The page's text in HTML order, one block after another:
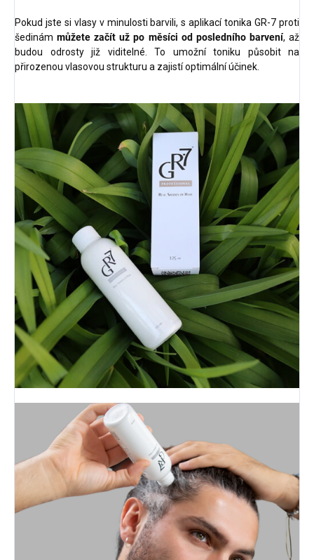
Pokud jste si vlasy v minulosti barvili, s aplikací tonika GR-7 proti
šedinám můžete začít už po měsíci od posledního barvení, až
budou odrosty již viditelné. To umožní toniku působit na
přirozenou vlasovou strukturu a zajistí optimální účinek.